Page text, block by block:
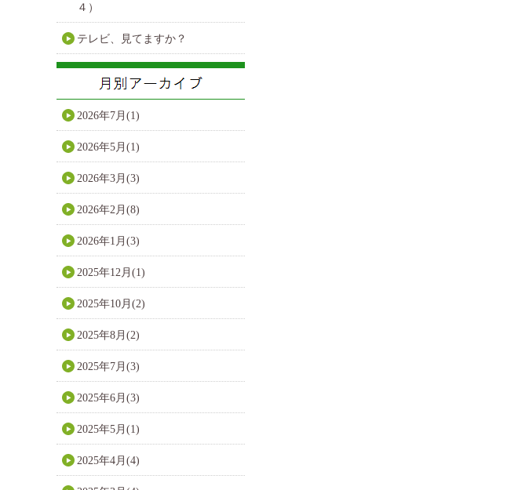
４）
テレビ、見てますか？
2026年7月(1)
2026年5月(1)
2026年3月(3)
2026年2月(8)
2026年1月(3)
2025年12月(1)
2025年10月(2)
2025年8月(2)
2025年7月(3)
2025年6月(3)
2025年5月(1)
2025年4月(4)